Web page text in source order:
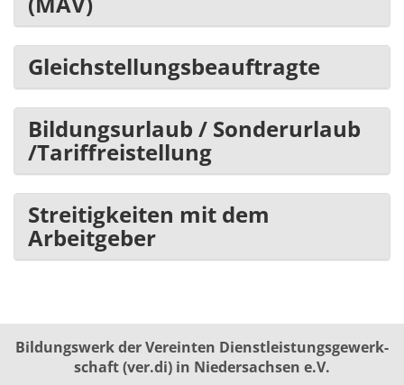
Gleichstellungsbeauftragte
Bildungsurlaub / Sonderurlaub
/Tariffreistellung
Streitigkeiten mit dem
Arbeitgeber
Bildungswerk der Vereinten Dienst­leis­tungs­ge­werk­
schaft (ver.di) in Niedersachsen e.V.